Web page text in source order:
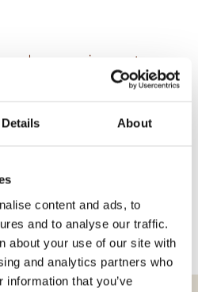
Details About
content and ads, to
and to analyse our traffic.
about your use of our site with
and analytics partners who
that you’ve
de compagnie ne sont pas
PLAN